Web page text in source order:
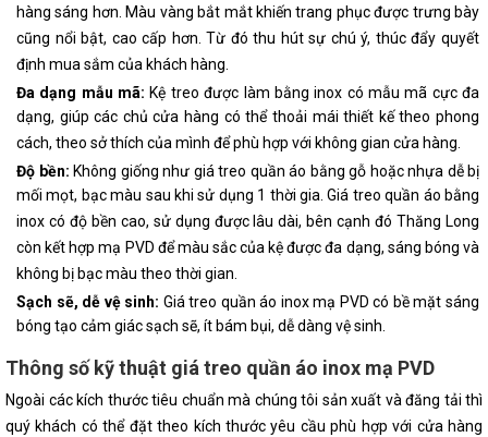
hàng sáng hơn. Màu vàng bắt mắt khiến trang phục được trưng bày
cũng nổi bật, cao cấp hơn. Từ đó thu hút sự chú ý, thúc đẩy quyết
định mua sắm của khách hàng.
Đa dạng mẫu mã: Kệ treo được làm bằng inox có mẫu mã cực đa
dạng, giúp các chủ cửa hàng có thể thoải mái thiết kế theo phong
cách, theo sở thích của mình để phù hợp với không gian cửa hàng.
Độ bền: Không giống như giá treo quần áo bằng gỗ hoặc nhựa dễ bị
mối mọt, bạc màu sau khi sử dụng 1 thời gia. Giá treo quần áo bằng
inox có độ bền cao, sử dụng được lâu dài, bên cạnh đó Thăng Long
còn kết hợp mạ PVD để màu sắc của kệ được đa dạng, sáng bóng và
không bị bạc màu theo thời gian.
Sạch sẽ, dễ vệ sinh: Giá treo quần áo inox mạ PVD có bề mặt sáng
bóng tạo cảm giác sạch sẽ, ít bám bụi, dễ dàng vệ sinh.
Thông số kỹ thuật giá treo quần áo inox mạ PVD
Ngoài các kích thước tiêu chuẩn mà chúng tôi sản xuất và đăng tải thì
quý khách có thể đặt theo kích thước yêu cầu phù hợp với cửa hàng